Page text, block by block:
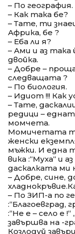
– По география.
– Как така бе?
– Тате, ти
Африка, бе ?
– Еба ли я?
– Ами и аз така
двойка.
– Добре –
следващата ?
– По биология.
– Идиот !!! Как
– Тате,
редици –
момчета.
Момичетата
женски
мъжки. И една
вика :“Муха“ и
даскалката ми
– Добре, сине,
– По ЗИП-а по
:“Благоевград,
:“Не е – село е
завършва на -
Козлодуй